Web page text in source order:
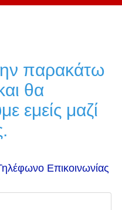
παρακάτω
θα
εμείς μαζί
Επικοινωνίας